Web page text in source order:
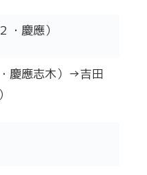
・慶應）
慶應志木）→吉田